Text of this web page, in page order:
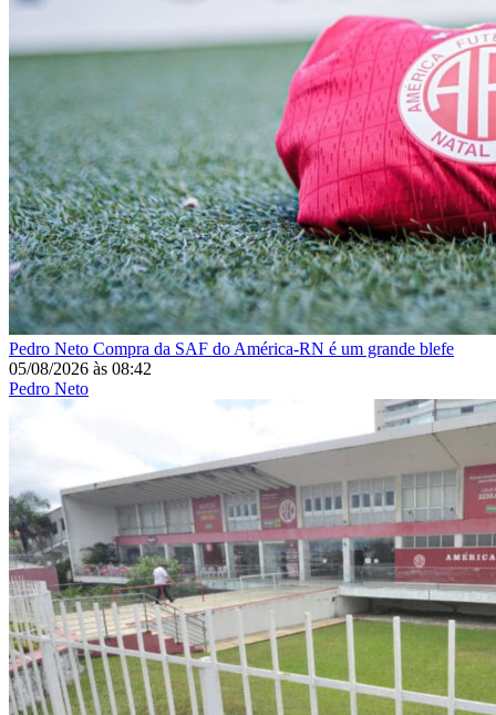
Pedro Neto Compra da SAF do América-RN é um grande blefe
05/08/2026 às 08:42
Pedro Neto